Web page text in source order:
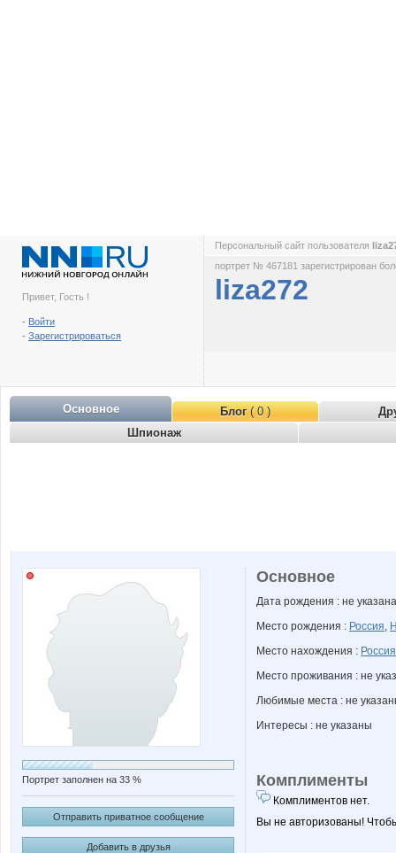
Привет, Гость !
- Войти
- Зарегистрироваться
Персональный сайт пользователя
портрет № 467181 зарегистрирован
liza272
Основное Блог( 0 )
Шпионаж
Портрет заполнен на 33 %
Отправить приватное сообщение
Добавить в друзья
Основное
Дата рождения : не указана
Место рождения : Россия,
Место нахождения : Россия
Место проживания : не
Любимые места : не
Интересы : не указаны
Комплименты
Комплиментов нет.
Вы не авторизованы!